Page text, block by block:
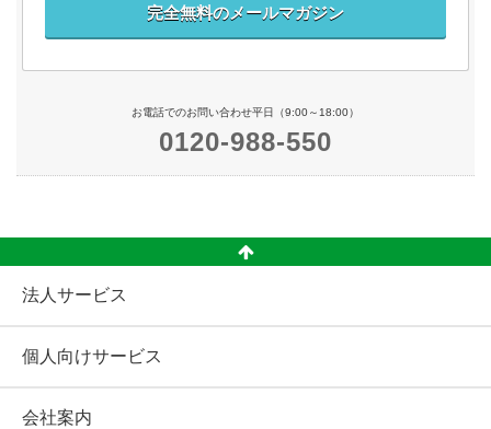
完全無料のメールマガジン
お電話でのお問い合わせ平日（9:00～18:00）
0120-988-550
法人サービス
個人向けサービス
会社案内